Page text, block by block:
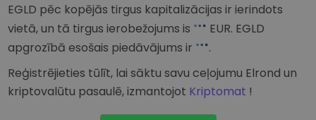
EGLD pēc kopējās tirgus kapitalizācijas ir ierindots
vietā, un tā tirgus ierobežojums is
EUR. EGLD
apgrozībā esošais piedāvājums ir
.
Reģistrējieties tūlīt, lai sāktu savu ceļojumu Elrond un
kriptovalūtu pasaulē, izmantojot Kriptomat !